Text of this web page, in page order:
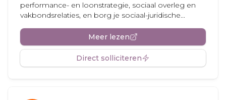
performance- en loonstrategie, sociaal overleg en
vakbondsrelaties, en borg je sociaal-juridische...
Meer lezen
Direct solliciteren